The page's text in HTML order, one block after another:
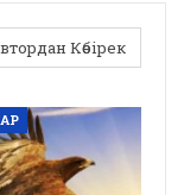
Көбірек